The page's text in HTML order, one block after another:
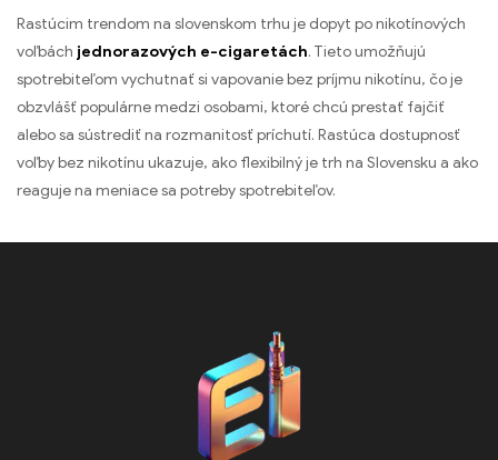
Rastúcim trendom na slovenskom trhu je dopyt po nikotínových
voľbách jednorazových e-cigaretách. Tieto umožňujú
spotrebiteľom vychutnať si vapovanie bez príjmu nikotínu, čo je
obzvlášť populárne medzi osobami, ktoré chcú prestať fajčiť
alebo sa sústrediť na rozmanitosť príchutí. Rastúca dostupnosť
voľby bez nikotínu ukazuje, ako flexibilný je trh na Slovensku a ako
reaguje na meniace sa potreby spotrebiteľov.